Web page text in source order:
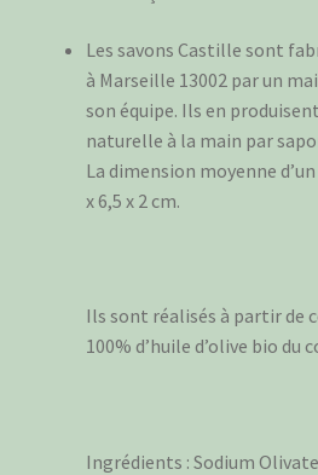
Les savons Castille sont
à Marseille 13002 par un
son équipe. Ils en
naturelle à la main par
La dimension moyenne
x 6,5 x 2 cm.
Ils sont réalisés à partir de
100% d’huile d’olive bio du
Ingrédients : Sodium